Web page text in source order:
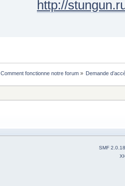
http://
Comment fonctionne notre forum» Demande
SMF 2.0.18